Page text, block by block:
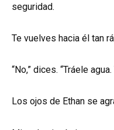
seguridad.
Te vuelves hacia él tan
“No,” dices. “Tráele
Los ojos de Ethan se